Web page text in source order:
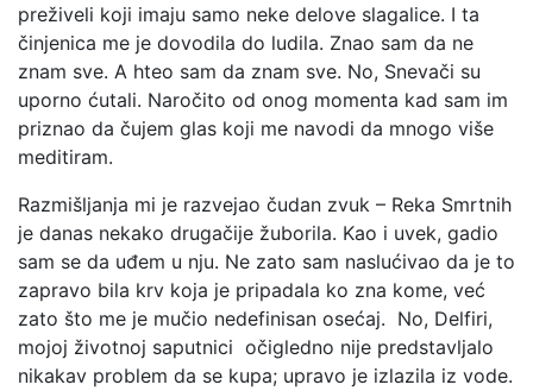
preživeli koji imaju samo neke delove slagalice. I ta
činjenica me je dovodila do ludila. Znao sam da ne
znam sve. A hteo sam da znam sve. No, Snevači su
uporno ćutali. Naročito od onog momenta kad sam im
priznao da čujem glas koji me navodi da mnogo više
meditiram.
Razmišljanja mi je razvejao čudan zvuk – Reka Smrtnih
je danas nekako drugačije žuborila. Kao i uvek, gadio
sam se da uđem u nju. Ne zato sam naslućivao da je to
zapravo bila krv koja je pripadala ko zna kome, već
zato što me je mučio nedefinisan osećaj. No, Delfiri,
mojoj životnoj saputnici očigledno nije predstavljalo
nikakav problem da se kupa; upravo je izlazila iz vode.